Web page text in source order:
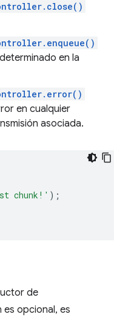
en la
en cualquier
asociada.
chunk!' );
de
es opcional, es